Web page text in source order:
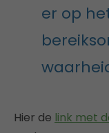
er op
Hier de link met